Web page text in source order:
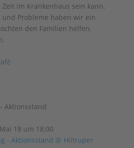
im Krankenhaus sein kann.
und Probleme haben wir ein
den Familien helfen,
Aktionsstand
18 um 18:00